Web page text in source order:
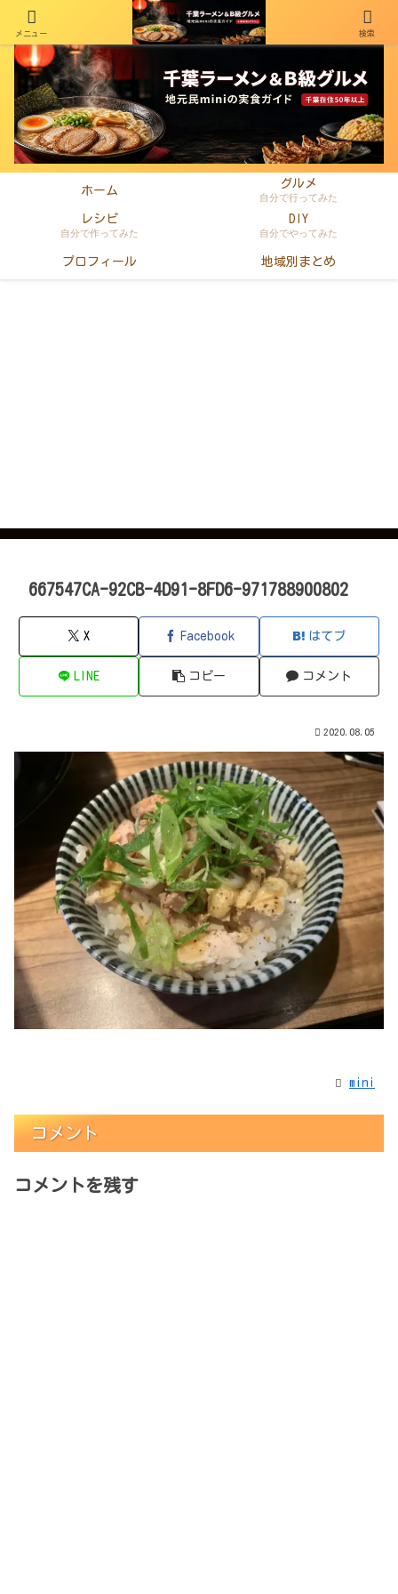
千葉在住50年以上のminiがラーメン・町中華・B級グルメを本音レビュー
ホーム
グルメ
自分で行ってみた
レシピ
自分で作ってみた
DIY
自分でやってみた
プロフィール 地域別まとめ
667547CA-92CB-4D91-8FD6-971788900802
X Facebook はてブ
LINE コピー コメント
2020.08.05
mini
コメント
コメントを残す
メニュー 検索